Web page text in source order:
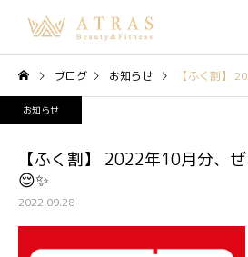
ブログ お知らせ 【ふく割】 2022
お知らせ
【ふく割】 2022年10月分、
😌✨
2022.09.28